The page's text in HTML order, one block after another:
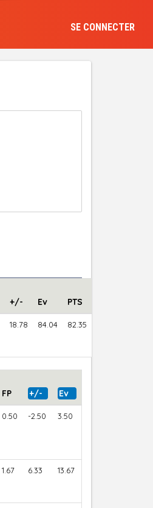
SE CONNECTER
+/- Ev PTS
18.78 84.04 82.35
FP +/- Ev
0.50 -2.50 3.50
1.67 6.33 13.67